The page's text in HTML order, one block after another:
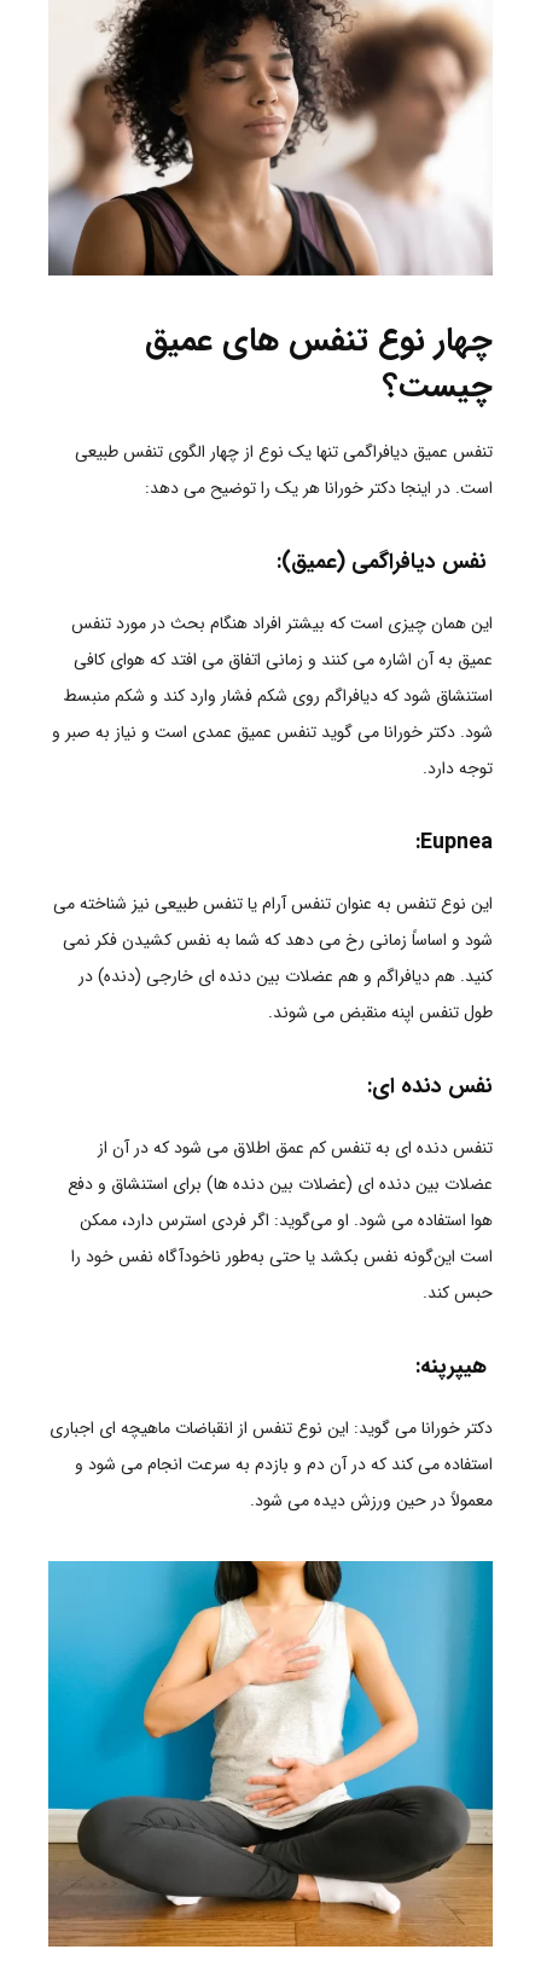
چهار نوع تنفس های عمیق
چیست؟
تنفس عمیق دیافراگمی تنها یک نوع از چهار الگوی تنفس طبیعی
است. در اینجا دکتر خورانا هر یک را توضیح می دهد:
نفس دیافراگمی (عمیق):
این همان چیزی است که بیشتر افراد هنگام بحث در مورد تنفس
عمیق به آن اشاره می کنند و زمانی اتفاق می افتد که هوای کافی
استنشاق شود که دیافراگم روی شکم فشار وارد کند و شکم منبسط
شود. دکتر خورانا می گوید تنفس عمیق عمدی است و نیاز به صبر و
توجه دارد.
Eupnea
:
این نوع تنفس به عنوان تنفس آرام یا تنفس طبیعی نیز شناخته می
شود و اساساً زمانی رخ می دهد که شما به نفس کشیدن فکر نمی
کنید. هم دیافراگم و هم عضلات بین دنده ای خارجی (دنده) در
طول تنفس اپنه منقبض می شوند.
نفس دنده ای:
تنفس دنده ای به تنفس کم عمق اطلاق می شود که در آن از
عضلات بین دنده ای (عضلات بین دنده ها) برای استنشاق و دفع
هوا استفاده می شود. او می‌گوید: اگر فردی استرس دارد، ممکن
است این‌گونه نفس بکشد یا حتی به‌طور ناخودآگاه نفس خود را
حبس کند.
هیپرپنه:
دکتر خورانا می گوید: این نوع تنفس از انقباضات ماهیچه ای اجباری
استفاده می کند که در آن دم و بازدم به سرعت انجام می شود و
معمولاً در حین ورزش دیده می شود.